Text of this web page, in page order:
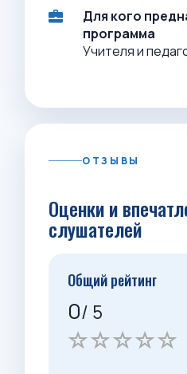
Для кого
программа
Учителя и
ОТЗЫВЫ
Оценки и
слушателей
Общий рейтинг
0/ 5